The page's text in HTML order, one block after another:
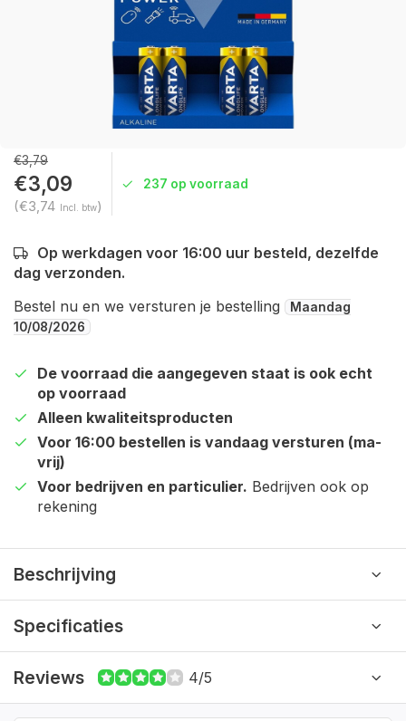
€3,79
€3,09
(€3,74 Incl. btw)
237 op voorraad
Op werkdagen voor 16:00 uur besteld, dezelfde
dag verzonden.
Bestel nu en we versturen je bestelling
Maandag
10/08/2026
De voorraad die aangegeven staat is ook echt
op voorraad
Alleen kwaliteitsproducten
Voor 16:00 bestellen is vandaag versturen (ma-
vrij)
Voor bedrijven en particulier. Bedrijven ook op
rekening
Beschrijving
Specificaties
Reviews 4/5